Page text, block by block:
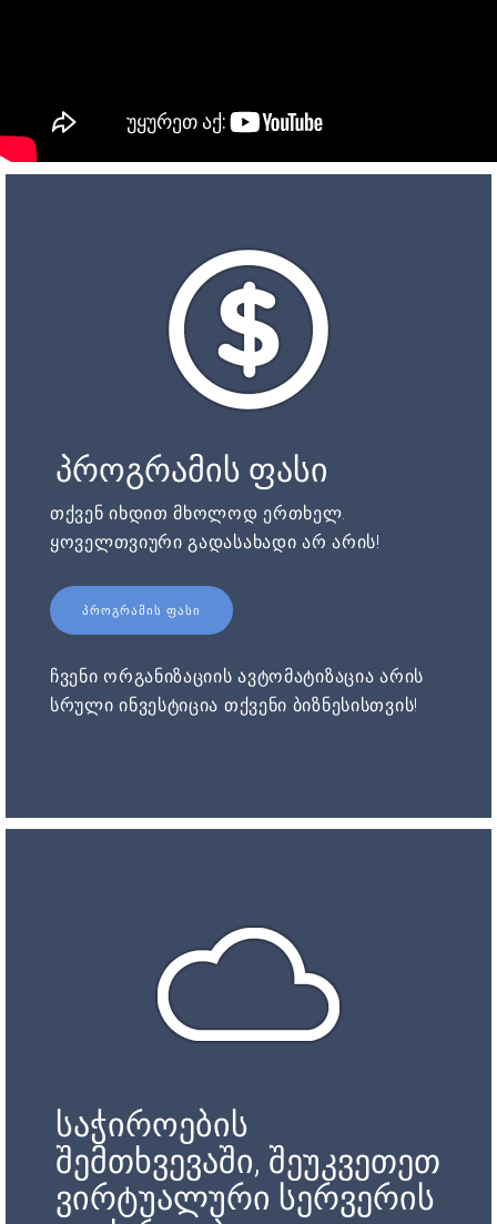
პროგრამის ფასი
თქვენ იხდით მხოლოდ ერთხელ.
ყოველთვიური გადასახადი არ არის!
ᲞᲠᲝᲒᲠᲐᲛᲘᲡ ᲤᲐᲡᲘ
ჩვენი ორგანიზაციის ავტომატიზაცია არის
სრული ინვესტიცია თქვენი ბიზნესისთვის!
საჭიროების
შემთხვევაში, შეუკვეთეთ
ვირტუალური სერვერის